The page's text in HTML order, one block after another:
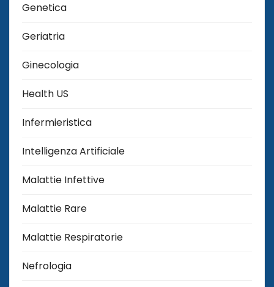
Genetica
Geriatria
Ginecologia
Health US
Infermieristica
Intelligenza Artificiale
Malattie Infettive
Malattie Rare
Malattie Respiratorie
Nefrologia